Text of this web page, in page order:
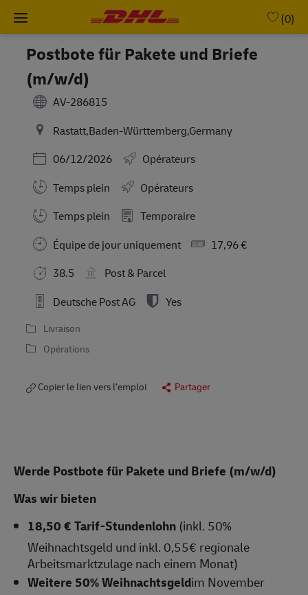
(0)
Postbote für Pakete und Briefe
(m/w/d)
AV-286815
Rastatt,Baden-Württemberg,Germany
Posted Date
06/12/2026
Opérateurs
Temps plein
Opérateurs
Working Hours
Temps plein
Temporaire
Équipe de jour uniquement
17,96 €
38.5
Post & Parcel
Deutsche Post AG
Yes
Livraison
Opérations
Copier le lien vers l’emploi Partager
Werde Postbote für Pakete und Briefe (m/w/d)
Was wir bieten
18,50 € Tarif-Stundenlohn (inkl. 50%
Weihnachtsgeld und inkl. 0,55€ regionale
Arbeitsmarktzulage nach einem Monat)
Weitere 50% Weihnachtsgeldim November